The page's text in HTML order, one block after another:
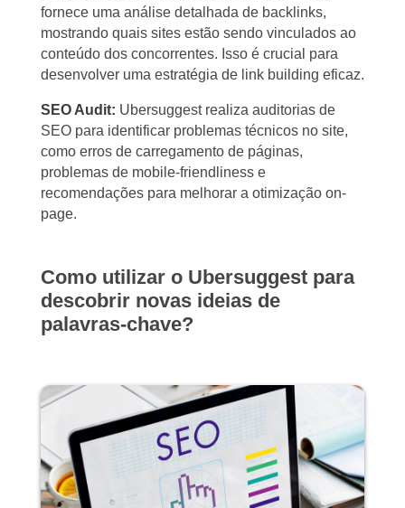
fornece uma análise detalhada de backlinks,
mostrando quais sites estão sendo vinculados ao
conteúdo dos concorrentes. Isso é crucial para
desenvolver uma estratégia de link building eficaz.
SEO Audit: Ubersuggest realiza auditorias de
SEO para identificar problemas técnicos no site,
como erros de carregamento de páginas,
problemas de mobile-friendliness e
recomendações para melhorar a otimização on-
page.
Como utilizar o Ubersuggest para
descobrir novas ideias de
palavras-chave?